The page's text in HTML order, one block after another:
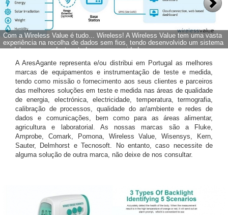
Com a Wireless Value é tudo... Wireless! A Wireless Value tem uma vasta
experiência na recolha de dados sem fios, tendo desenvolvido um sistema
modular que se adapta a todas as necessidades.
A AresAgante representa e/ou distribui em Portugal as melhores
marcas de equipamentos e instrumentação de teste e medida,
tendo como missão o fornecimento aos seus clientes e parceiros
das melhores soluções em teste e medida nas áreas de qualidade
de energia, electrónica, electricidade, temperatura, termografia,
calibração de processos, qualidade do ar/ambiente e redes de
dados e comunicações, bem como para as áreas alimentar,
agricultura e laboratorial. As nossas marcas são a Fluke,
Amprobe, Comark, Pomona, Wireless Value, Wisensys, Kern,
Sauter, Delmhorst e Tecnosoft. No entanto, caso necessite de
alguma solução de outra marca, não deixe de nos consultar.